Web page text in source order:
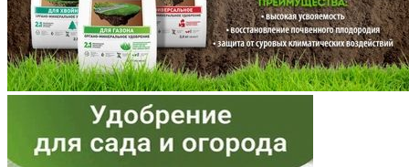
Мурманская область
Ненецкий АО
Нижегородская область
Новгородская область
Новосибирская область